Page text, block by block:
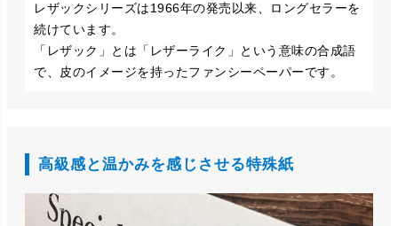
レザックシリーズは1966年の発売以来、ロングセラーを
続けています。
「レザック」とは「レザーライク」という意味の合成語
で、皮のイメージを持ったファンシーペーパーです。
高級感と温かみを感じさせる特殊紙